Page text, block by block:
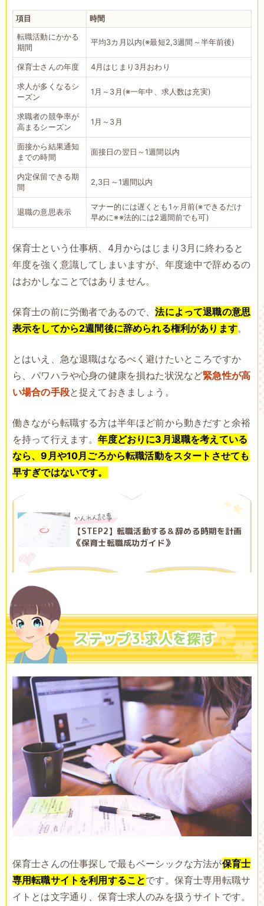
項目
時間
転職活動にかかる
期間
平均3カ月以内(※最短2,3週間～半年前後)
保育士さんの年度 4月はじまり3月おわり
求人が多くなるシ
ーズン
1月～3月(※一年中、求人数は充実)
求職者の競争率が
高まるシーズン
1月～3月
面接から結果通知
までの時間
面接日の翌日～1週間以内
内定保留できる期
間
2,3日～1週間以内
退職の意思表示
マナー的には遅くとも1ヶ月前(※できるだけ
早めに※※法的には2週間前でも可)
保育士という仕事柄、4月からはじまり3月に終わると
年度を強く意識してしまいますが、年度途中で辞めるの
はおかしなことではありません。
保育士の前に労働者であるので、法によって退職の意思
表示をしてから2週間後に辞められる権利があります。
とはいえ、急な退職はなるべく避けたいところですか
ら、パワハラや心身の健康を損ねた状況など緊急性が高
い場合の手段と捉えておきましょう。
働きながら転職する方は半年ほど前から動きだすと余裕
を持って行えます。年度どおりに3月退職を考えている
なら、9月や10月ごろから転職活動をスタートさせても
早すぎではないです。
【STEP2】転職活動する＆辞める時期を計画
《保育士転職成功ガイド》
ステップ3.求人を探す
保育士さんの仕事探しで最もベーシックな方法が保育士
専用転職サイトを利用することです。保育士専用転職サ
イトとは文字通り、保育士求人のみを扱うサイトです。